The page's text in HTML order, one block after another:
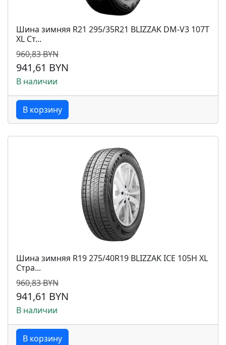
Шина зимняя R21 295/35R21 BLIZZAK DM-V3 107T
XL Ст...
960,83 BYN
941,61 BYN
В наличии
В корзину
Шина зимняя R19 275/40R19 BLIZZAK ICE 105H XL
Стра...
960,83 BYN
941,61 BYN
В наличии
В корзину